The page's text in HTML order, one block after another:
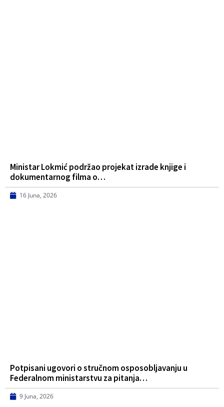
Ministar Lokmić podržao projekat izrade knjige i
dokumentarnog filma o…
16 Juna, 2026
Potpisani ugovori o stručnom osposobljavanju u
Federalnom ministarstvu za pitanja…
9 Juna, 2026